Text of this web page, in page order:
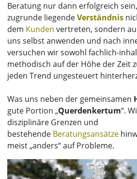
Beratung nur dann erfolgreich
zugrunde liegendeVerständnis
dem Kunden vertreten, sondern
uns selbst anwenden und nach
versuchen wir sowohl fachlich-
methodisch auf der Höhe der Zeit
jeden Trend ungesteuert
Was uns neben der gemeinsamen
gute Portion „Querdenkertum“.
disziplinäre Grenzen und
bestehende Beratungsansätze
meist „anders“ auf Probleme.